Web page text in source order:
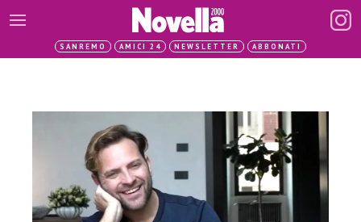
SANREMO AMICI 24 NEWSLETTER ABBONATI